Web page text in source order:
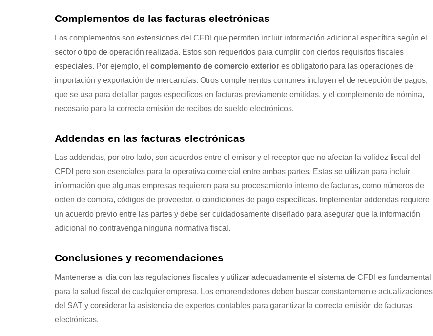
Complementos de las facturas electrónicas
Los complementos son extensiones del CFDI que permiten incluir información adicional específica según el
sector o tipo de operación realizada. Estos son requeridos para cumplir con ciertos requisitos fiscales
especiales. Por ejemplo, el complemento de comercio exterior es obligatorio para las operaciones de
importación y exportación de mercancías. Otros complementos comunes incluyen el de recepción de pagos,
que se usa para detallar pagos específicos en facturas previamente emitidas, y el complemento de nómina,
necesario para la correcta emisión de recibos de sueldo electrónicos.
Addendas en las facturas electrónicas
Las addendas, por otro lado, son acuerdos entre el emisor y el receptor que no afectan la validez fiscal del
CFDI pero son esenciales para la operativa comercial entre ambas partes. Estas se utilizan para incluir
información que algunas empresas requieren para su procesamiento interno de facturas, como números de
orden de compra, códigos de proveedor, o condiciones de pago específicas. Implementar addendas requiere
un acuerdo previo entre las partes y debe ser cuidadosamente diseñado para asegurar que la información
adicional no contravenga ninguna normativa fiscal.
Conclusiones y recomendaciones
Mantenerse al día con las regulaciones fiscales y utilizar adecuadamente el sistema de CFDI es fundamental
para la salud fiscal de cualquier empresa. Los emprendedores deben buscar constantemente actualizaciones
del SAT y considerar la asistencia de expertos contables para garantizar la correcta emisión de facturas
electrónicas.